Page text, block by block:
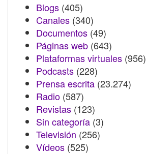
Blogs (405)
Canales (340)
Documentos (49)
Páginas web (643)
Plataformas virtuales (956)
Podcasts (228)
Prensa escrita (23.274)
Radio (587)
Revistas (123)
Sin categoría (3)
Televisión (256)
Vídeos (525)